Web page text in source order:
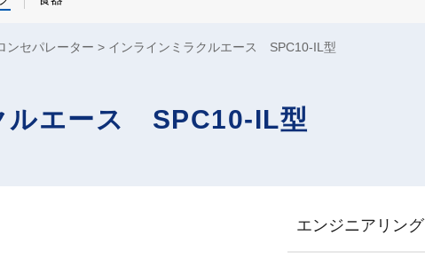
ンセパレーター インラインミラクルエース SPC10-IL型
ルエース SPC10-IL型
エンジニアリング